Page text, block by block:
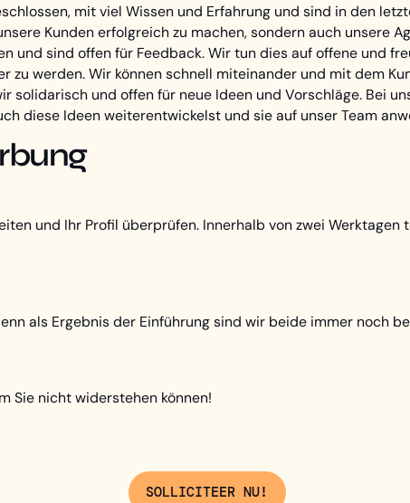
mit viel Wissen und Erfahrung und sind in den
Kunden erfolgreich zu machen, sondern auch unsere
und sind offen für Feedback. Wir tun dies auf offene und
zu werden. Wir können schnell miteinander und mit dem
solidarisch und offen für neue Ideen und Vorschläge. Bei
diese Ideen weiterentwickelst und sie auf unser Team
und Ihr Profil überprüfen. Innerhalb von zwei Werktagen
als Ergebnis der Einführung sind wir beide immer noch
Sie nicht widerstehen können!
SOLLICITEER NU!